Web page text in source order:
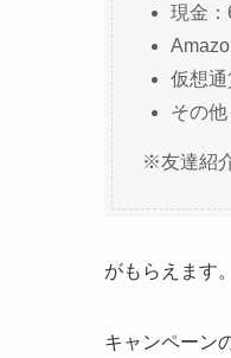
現金：
仮想
その
※友達紹
がもらえます。
キャンペーン